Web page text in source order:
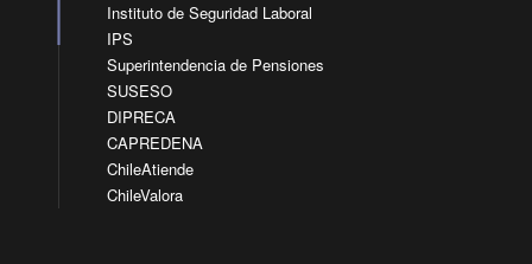
Instituto de Seguridad Laboral
IPS
Superintendencia de Pensiones
SUSESO
DIPRECA
CAPREDENA
ChileAtiende
ChileValora